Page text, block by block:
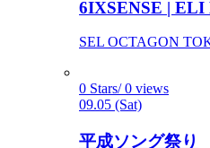
6IXSENSE | ELI
SEL OCTAGON
0 Stars/ 0 views
09.05 (Sat)
平成ソング祭り